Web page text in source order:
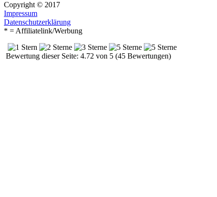
Copyright © 2017
Impressum
Datenschutzerklärung
* = Affiliatelink/Werbung
Bewertung dieser Seite: 4.72 von 5 (45 Bewertungen)